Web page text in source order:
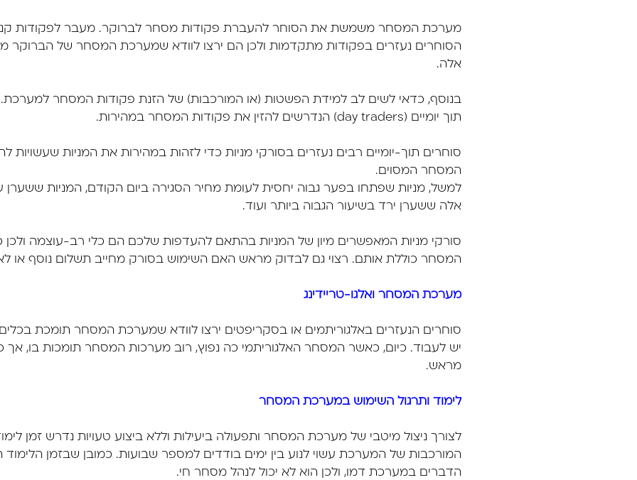
מערכת המסחר משמשת את הסוחר להעברת פקודות מסחר לברוקר. מעבר לפקודות
הסוחרים נעזרים בפקודות מתקדמות ולכן הם ירצו לוודא שמערכת המסחר של הברוקר
אלה.
בנוסף, כדאי לשים לב למידת הפשטות (או המורכבות) של הזנת פקודות המסחר למערכת.
תוך יומיים (day traders) הנדרשים להזין את פקודות המסחר במהירות.
סוחרים תוך-יומיים רבים נעזרים בסורקי מניות כדי לזהות במהירות את המניות
המסחר המסוים.
למשל, מניות שפתחו בפער גבוה יחסית לעומת מחיר הסגירה ביום הקודם, המניות ששערן
אלה ששערן ירד בשיעור הגבוה ביותר ועוד.
סורקי מניות המאפשרים מיון של המניות בהתאם להעדפות שלכם הם כלי רב-עוצמה
המסחר כוללת אותם. רצוי גם לבדוק מראש האם השימוש בסורק מחייב תשלום נוסף או
מערכת המסחר ואלגו-טריידינג
סוחרים הנעזרים באלגוריתמים או בסקריפטים ירצו לוודא שמערכת המסחר תומכת
יש לעבוד. כיום, כאשר המסחר האלגוריתמי כה נפוץ, רוב מערכות המסחר תומכות בו, אך
מראש.
לימוד ותרגול השימוש במערכת המסחר
לצורך ניצול מיטבי של מערכת המסחר ותפעולה ביעילות וללא ביצוע טעויות נדרש זמן
המורכבות של המערכת עשוי לנוע בין ימים בודדים למספר שבועות. כמובן שבזמן
הדברים במערכת דמו, ולכן הוא לא יכול לנהל מסחר חי.